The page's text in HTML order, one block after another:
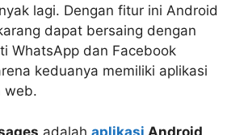
lagi. Dengan fitur ini Android
dapat bersaing dengan
WhatsApp dan Facebook
keduanya memiliki aplikasi
web.
adalah aplikasi Android